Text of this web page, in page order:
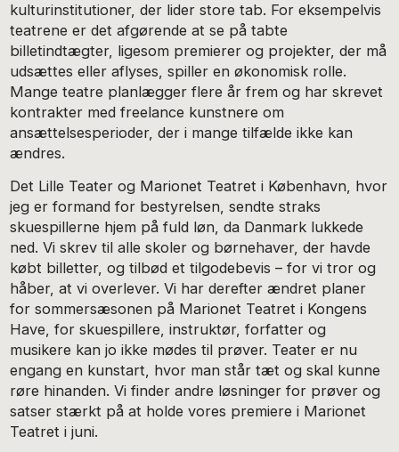
kulturinstitutioner, der lider store tab. For eksempelvis
teatrene er det afgørende at se på tabte
billetindtægter, ligesom premierer og projekter, der må
udsættes eller aflyses, spiller en økonomisk rolle.
Mange teatre planlægger flere år frem og har skrevet
kontrakter med freelance kunstnere om
ansættelsesperioder, der i mange tilfælde ikke kan
ændres.
Det Lille Teater og Marionet Teatret i København, hvor
jeg er formand for bestyrelsen, sendte straks
skuespillerne hjem på fuld løn, da Danmark lukkede
ned. Vi skrev til alle skoler og børnehaver, der havde
købt billetter, og tilbød et tilgodebevis – for vi tror og
håber, at vi overlever. Vi har derefter ændret planer
for sommersæsonen på Marionet Teatret i Kongens
Have, for skuespillere, instruktør, forfatter og
musikere kan jo ikke mødes til prøver. Teater er nu
engang en kunstart, hvor man står tæt og skal kunne
røre hinanden. Vi finder andre løsninger for prøver og
satser stærkt på at holde vores premiere i Marionet
Teatret i juni.